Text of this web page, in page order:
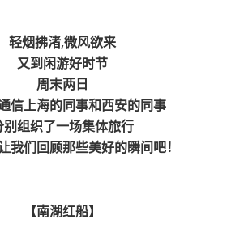
轻烟拂渚,微风欲来
又到闲游好时节
周末两日
信上海的同事和西安的同事
别组织了一场集体旅行
我们回顾那些美好的瞬间吧！
【南湖红船】